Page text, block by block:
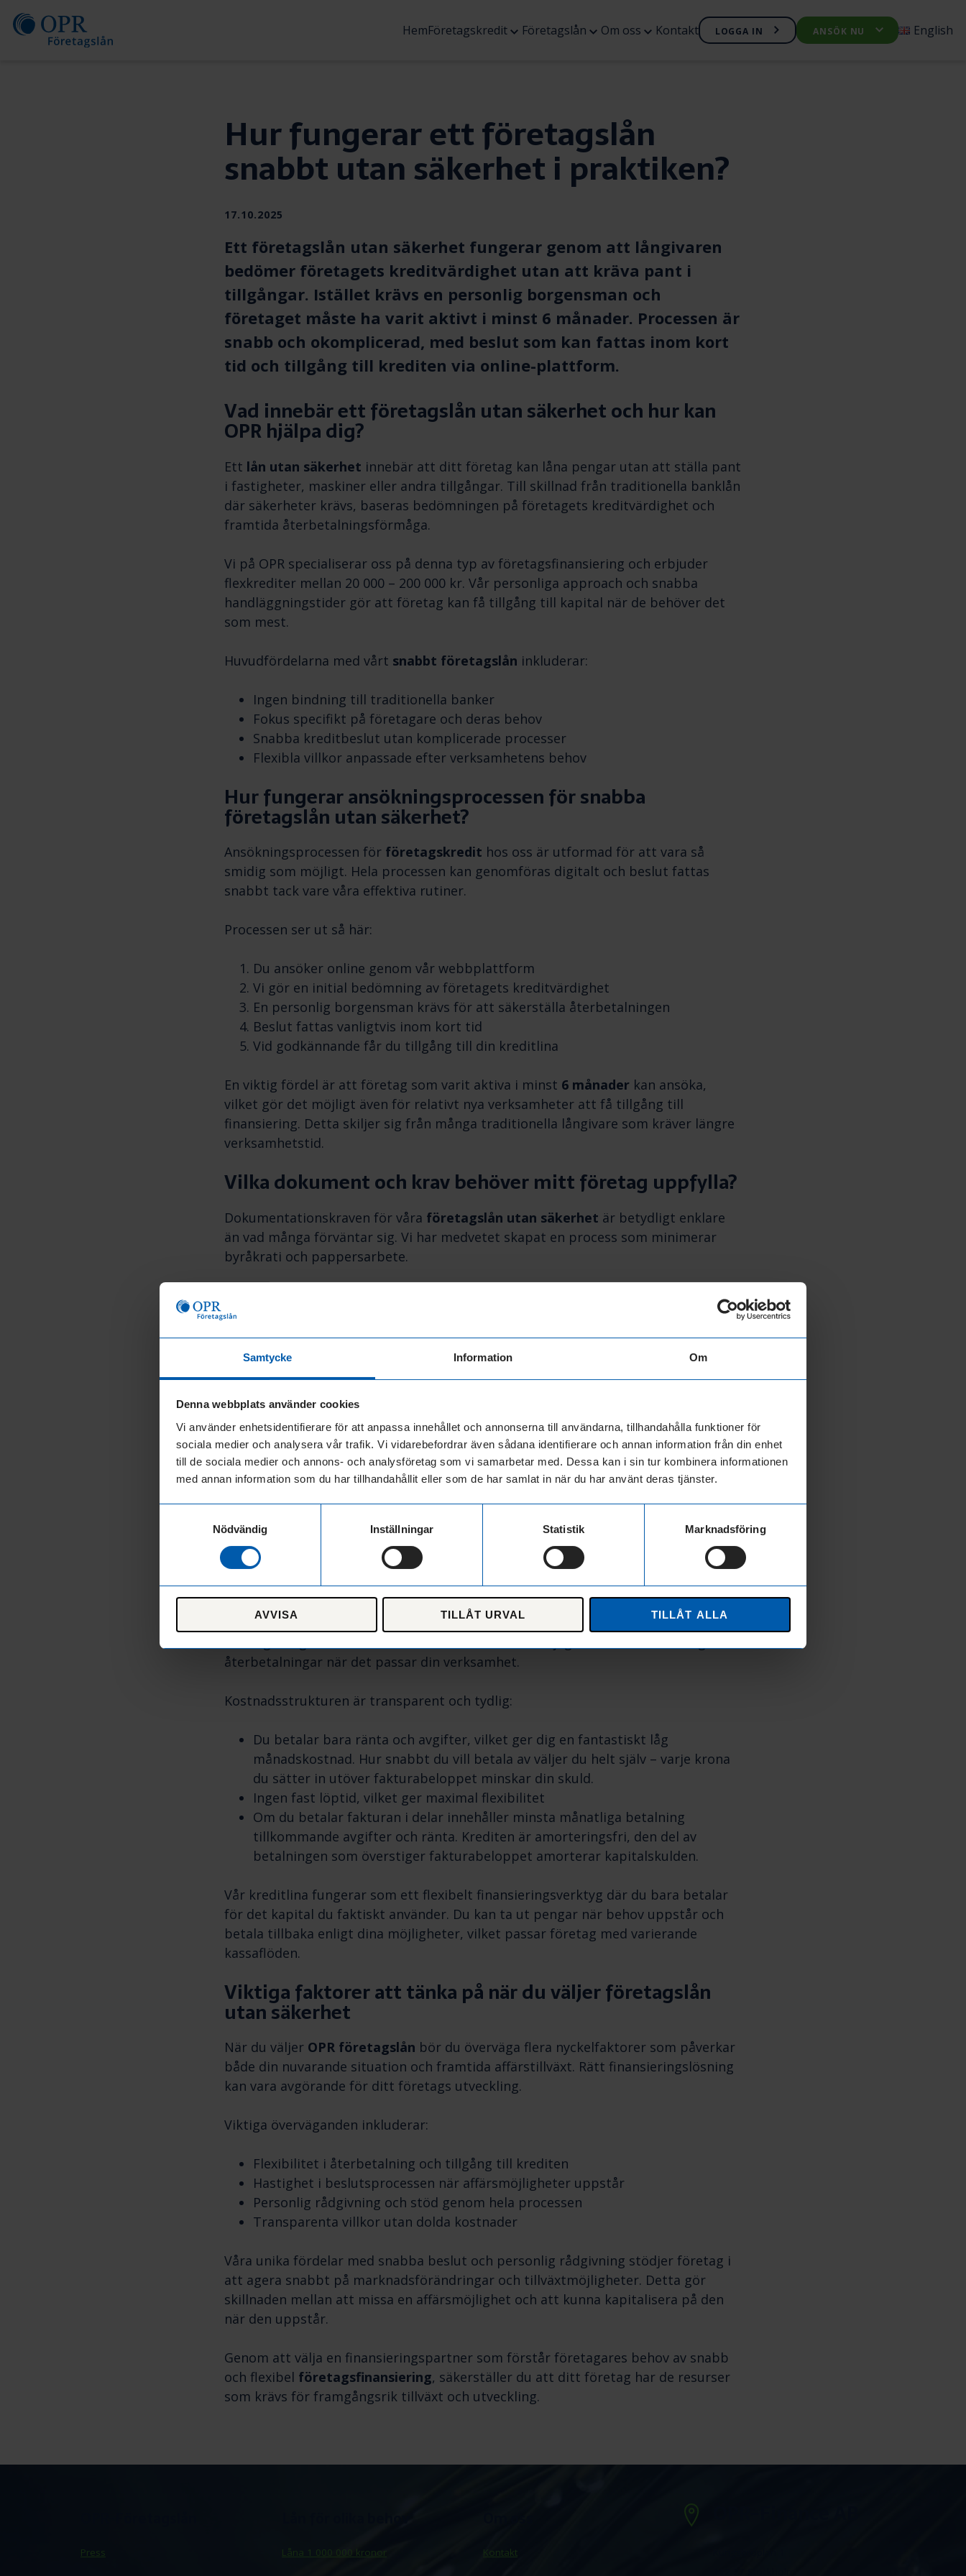
Samtycke Information Om
Denna webbplats använder cookies
Vi använder enhetsidentifierare för att anpassa innehållet och annonserna till användarna, tillhandahålla funktioner för
sociala medier och analysera vår trafik. Vi vidarebefordrar även sådana identifierare och annan information från din enhet
till de sociala medier och annons- och analysföretag som vi samarbetar med. Dessa kan i sin tur kombinera informationen
med annan information som du har tillhandahållit eller som de har samlat in när du har använt deras tjänster.
Nödvändig
Inställningar Statistik Marknadsföring
AVVISA TILLÅT URVAL TILLÅT ALLA
Skip
HemFöretagskreditÖppna
Företagslån Öppna
Om oss Öppna
undermenyn
Kontakt LOGGA IN ANSÖK NU
Öppna
English
Hur fungerar ett företagslån
snabbt utan säkerhet i praktiken?
Publiceras
17.10.2025
Ett företagslån utan säkerhet fungerar genom att långivaren
bedömer företagets kreditvärdighet utan att kräva pant i
tillgångar. Istället krävs en personlig borgensman och
företaget måste ha varit aktivt i minst 6 månader. Processen är
snabb och okomplicerad, med beslut som kan fattas inom kort
tid och tillgång till krediten via online-plattform.
Vad innebär ett företagslån utan säkerhet och hur kan
OPR hjälpa dig?
Ett lån utan säkerhet innebär att ditt företag kan låna pengar utan att ställa pant
i fastigheter, maskiner eller andra tillgångar. Till skillnad från traditionella banklån
där säkerheter krävs, baseras bedömningen på företagets kreditvärdighet och
framtida återbetalningsförmåga.
Vi på OPR specialiserar oss på denna typ av företagsfinansiering och erbjuder
flexkrediter mellan 20 000 – 200 000 kr. Vår personliga approach och snabba
handläggningstider gör att företag kan få tillgång till kapital när de behöver det
som mest.
Huvudfördelarna med vårt snabbt företagslån inkluderar:
Ingen bindning till traditionella banker
Fokus specifikt på företagare och deras behov
Snabba kreditbeslut utan komplicerade processer
Flexibla villkor anpassade efter verksamhetens behov
Hur fungerar ansökningsprocessen för snabba
företagslån utan säkerhet?
Ansökningsprocessen för företagskredit hos oss är utformad för att vara så
smidig som möjligt. Hela processen kan genomföras digitalt och beslut fattas
snabbt tack vare våra effektiva rutiner.
Processen ser ut så här:
Du ansöker online genom vår webbplattform
Vi gör en initial bedömning av företagets kreditvärdighet
En personlig borgensman krävs för att säkerställa återbetalningen
Beslut fattas vanligtvis inom kort tid
Vid godkännande får du tillgång till din kreditlina
En viktig fördel är att företag som varit aktiva i minst 6 månader kan ansöka,
vilket gör det möjligt även för relativt nya verksamheter att få tillgång till
finansiering. Detta skiljer sig från många traditionella långivare som kräver längre
verksamhetstid.
Vilka dokument och krav behöver mitt företag uppfylla?
Dokumentationskraven för våra företagslån utan säkerhet är betydligt enklare
än vad många förväntar sig. Vi har medvetet skapat en process som minimerar
byråkrati och pappersarbete.
Företaget måste ha varit aktivt i minst 6 månader
En personlig borgensman krävs
Grundläggande företagsinformation och kontaktuppgifter
Viktigt att notera är att skattedeklarationer vanligtvis inte krävs. Årsredovisningar
begärs endast om kreditupplysningen inte visar tillräcklig finansiell information
om företaget. Inga framtida prognoser eller omfattande affärsplaner behöver
lämnas in, vilket gör processen betydligt enklare än hos traditionella banker.
Detta förenklade tillvägagångssätt möjliggörsnabba kreditbeslutoch minskar
väntetiden för företag som behöver finansiering akut.
Hur får jag tillgång till mitt företagslån och vilka
kostnader tillkommer?
Tillgång till kredit får du via online genom våra digitala tjänster på Mina sidor.
återbetalningar när det passar din verksamhet.
Kostnadsstrukturen är transparent och tydlig:
Du betalar bara ränta och avgifter, vilket ger dig en fantastiskt låg
månadskostnad. Hur snabbt du vill betala av väljer du helt själv – varje krona
du sätter in utöver fakturabeloppet minskar din skuld.
Ingen fast löptid, vilket ger maximal flexibilitet
Om du betalar fakturan i delar innehåller minsta månatliga betalning
tillkommande avgifter och ränta. Krediten är amorteringsfri, den del av
betalningen som överstiger fakturabeloppet amorterar kapitalskulden.
Vår kreditlina fungerar som ett flexibelt finansieringsverktyg där du bara betalar
för det kapital du faktiskt använder. Du kan ta ut pengar när behov uppstår och
betala tillbaka enligt dina möjligheter, vilket passar företag med varierande
kassaflöden.
Viktiga faktorer att tänka på när du väljer företagslån
utan säkerhet
När du väljer OPR företagslån bör du överväga flera nyckelfaktorer som påverkar
både din nuvarande situation och framtida affärstillväxt. Rätt finansieringslösning
kan vara avgörande för ditt företags utveckling.
Viktiga överväganden inkluderar:
Flexibilitet i återbetalning och tillgång till krediten
Hastighet i beslutsprocessen när affärsmöjligheter uppstår
Personlig rådgivning och stöd genom hela processen
Transparenta villkor utan dolda kostnader
Våra unika fördelar med snabba beslut och personlig rådgivning stödjer företag i
att agera snabbt på marknadsförändringar och tillväxtmöjligheter. Detta gör
skillnaden mellan att missa en affärsmöjlighet och att kunna kapitalisera på den
när den uppstår.
Genom att välja en finansieringspartner som förstår företagares behov av snabb
och flexibel företagsfinansiering, säkerställer du att ditt företag har de resurser
som krävs för framgångsrik tillväxt och utveckling.
Press Låna 1 000 000 kronor Kontakt